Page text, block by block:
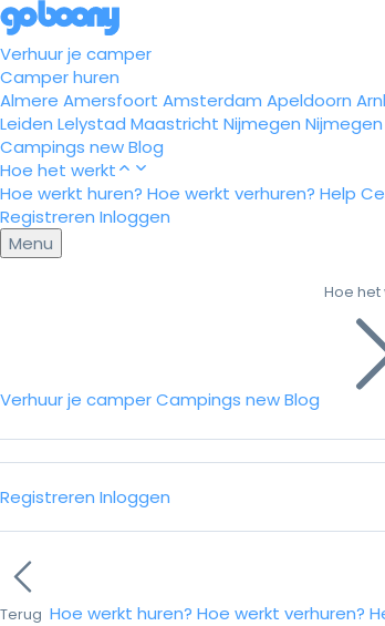
Verhuur je camper
Camper huren
Almere Amersfoort Amsterdam Apeldoorn
Leiden Lelystad Maastricht Nijmegen Nijmegen
Campings newBlog
Hoe het werkt
Hoe werkt huren? Hoe werkt verhuren? Help
Registreren Inloggen
Menu
Verhuur je camperCampings newBlog
Hoe het
Registreren Inloggen
Terug Hoe werkt huren? Hoe werkt verhuren?